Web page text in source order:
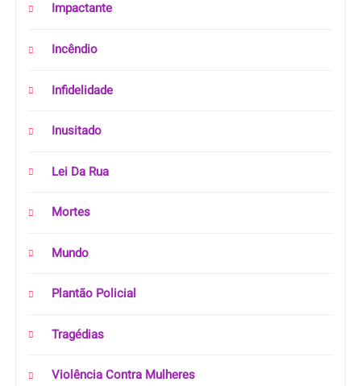
Impactante
Incêndio
Infidelidade
Inusitado
Lei Da Rua
Mortes
Mundo
Plantão Policial
Tragédias
Violência Contra Mulheres